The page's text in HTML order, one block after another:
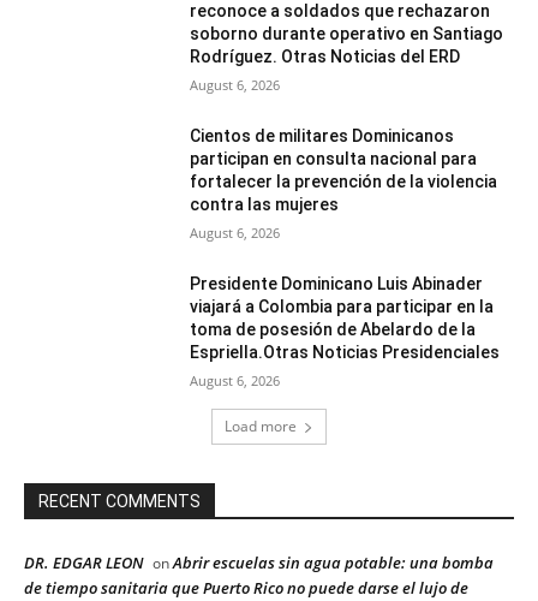
reconoce a soldados que rechazaron
soborno durante operativo en Santiago
Rodríguez. Otras Noticias del ERD
August 6, 2026
Cientos de militares Dominicanos
participan en consulta nacional para
fortalecer la prevención de la violencia
contra las mujeres
August 6, 2026
Presidente Dominicano Luis Abinader
viajará a Colombia para participar en la
toma de posesión de Abelardo de la
Espriella.Otras Noticias Presidenciales
August 6, 2026
Load more
RECENT COMMENTS
DR. EDGAR LEON onAbrir escuelas sin agua potable: una bomba
de tiempo sanitaria que Puerto Rico no puede darse el lujo de